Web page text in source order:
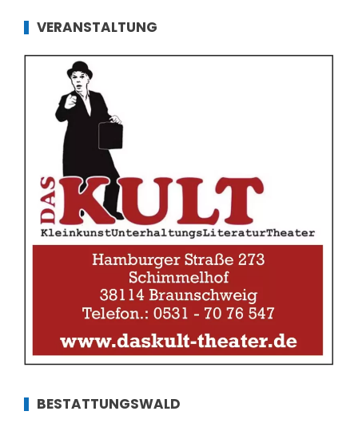
VERANSTALTUNG
BESTATTUNGSWALD